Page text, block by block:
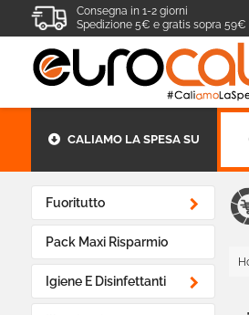
Consegna in 1-2 giorni
Spedizione 5€ e gratis sopra 59€
CALIAMO LA SPESA SU
Fuoritutto 
Pack Maxi Risparmio
Igiene E Disinfettanti 